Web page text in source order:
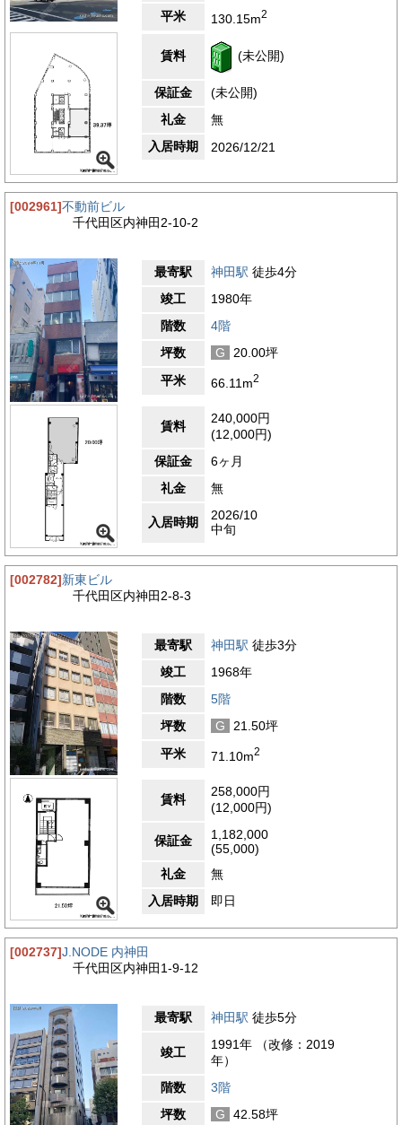
富にあるので、ランチ時や夕食時のお店選びに困りません。老舗
の味も楽しめる環境です。日本橋方面にはデパートやショッピン
グモールが多数あり、ちょっとしたお買い物や終業後のショッピ
ングも楽しめます。徒歩圏内にはコンビニエンスストアが多数あ
り、利便性の高い立地になっております。皇居へのアクセスも良
好です。
・みずほ銀行 神田支店 約450メートル(徒歩約6分)
・三菱UFJ銀行 神田駅前支店 約500メートル(徒歩約6分)
・三井住友銀行 三井物産ビル支店 約850メートル(徒歩約11分)
・神田駅前郵便局 約350メートル(徒歩約4分)
・ファミリーマート 内神田二丁目店 約95メートル(徒歩約1分)
4.1
駅からの距離
耐震性
エントランス
平米 130.15m2
賃料 (未公開)
保証金
(未公開)
礼金
無
入居時期
2026/12/21
[002961]不動前ビル
千代田区内神田2-10-2
最寄駅 神田駅 徒歩4分
竣工
1980年
階数
4階
坪数
G
20.00坪
平米
66.11m2
賃料
240,000円
(12,000円)
保証金
6ヶ月
礼金
無
入居時期
2026/10
中旬
[002782]新東ビル
千代田区内神田2-8-3
最寄駅 神田駅 徒歩3分
竣工
1968年
階数
5階
坪数
G
21.50坪
平米
71.10m2
賃料
258,000円
(12,000円)
保証金
1,182,000
(55,000)
礼金
無
入居時期
即日
[002737]J.NODE 内神田
千代田区内神田1-9-12
最寄駅 神田駅 徒歩5分
竣工
1991年 （改修：2019
年）
階数
3階
坪数
G
42.58坪